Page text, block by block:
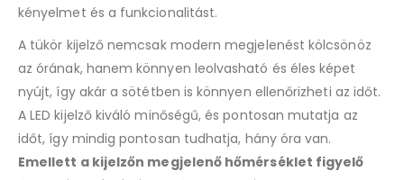
kényelmet és a funkcionalitást.
A tükör kijelző nemcsak modern megjelenést kölcsönöz
az órának, hanem könnyen leolvasható és éles képet
nyújt, így akár a sötétben is könnyen ellenőrizheti az időt.
A LED kijelző kiváló minőségű, és pontosan mutatja az
időt, így mindig pontosan tudhatja, hány óra van.
Emellett a kijelzőn megjelenő hőmérséklet figyelő